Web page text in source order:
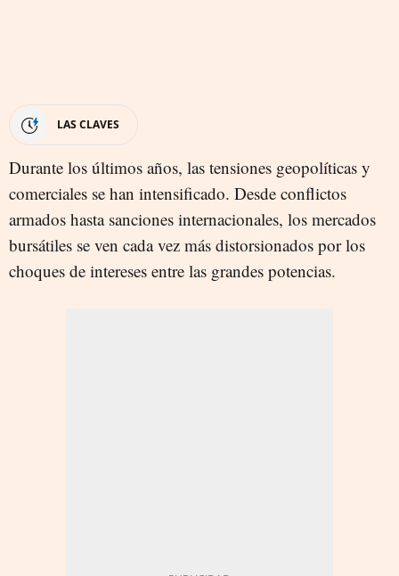
LAS CLAVES
Durante los últimos años, las tensiones geopolíticas y
comerciales se han intensificado. Desde conflictos
armados hasta sanciones internacionales, los mercados
bursátiles se ven cada vez más distorsionados por los
choques de intereses entre las grandes potencias.